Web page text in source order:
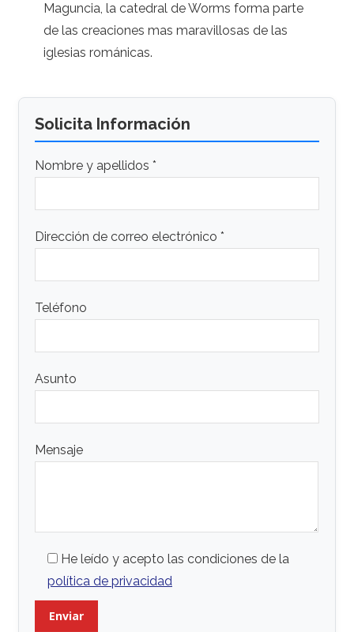
Maguncia, la catedral de Worms forma parte
de las creaciones mas maravillosas de las
iglesias románicas.
Solicita Información
Nombre y apellidos *
Dirección de correo electrónico *
Teléfono
Asunto
Mensaje
He leído y acepto las condiciones de la
política de privacidad